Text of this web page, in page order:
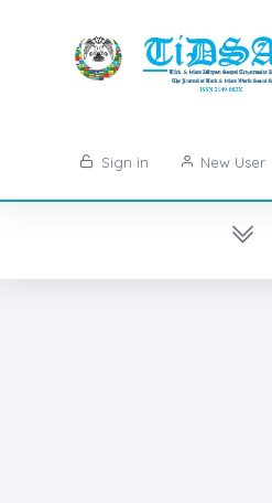
Sign in New User